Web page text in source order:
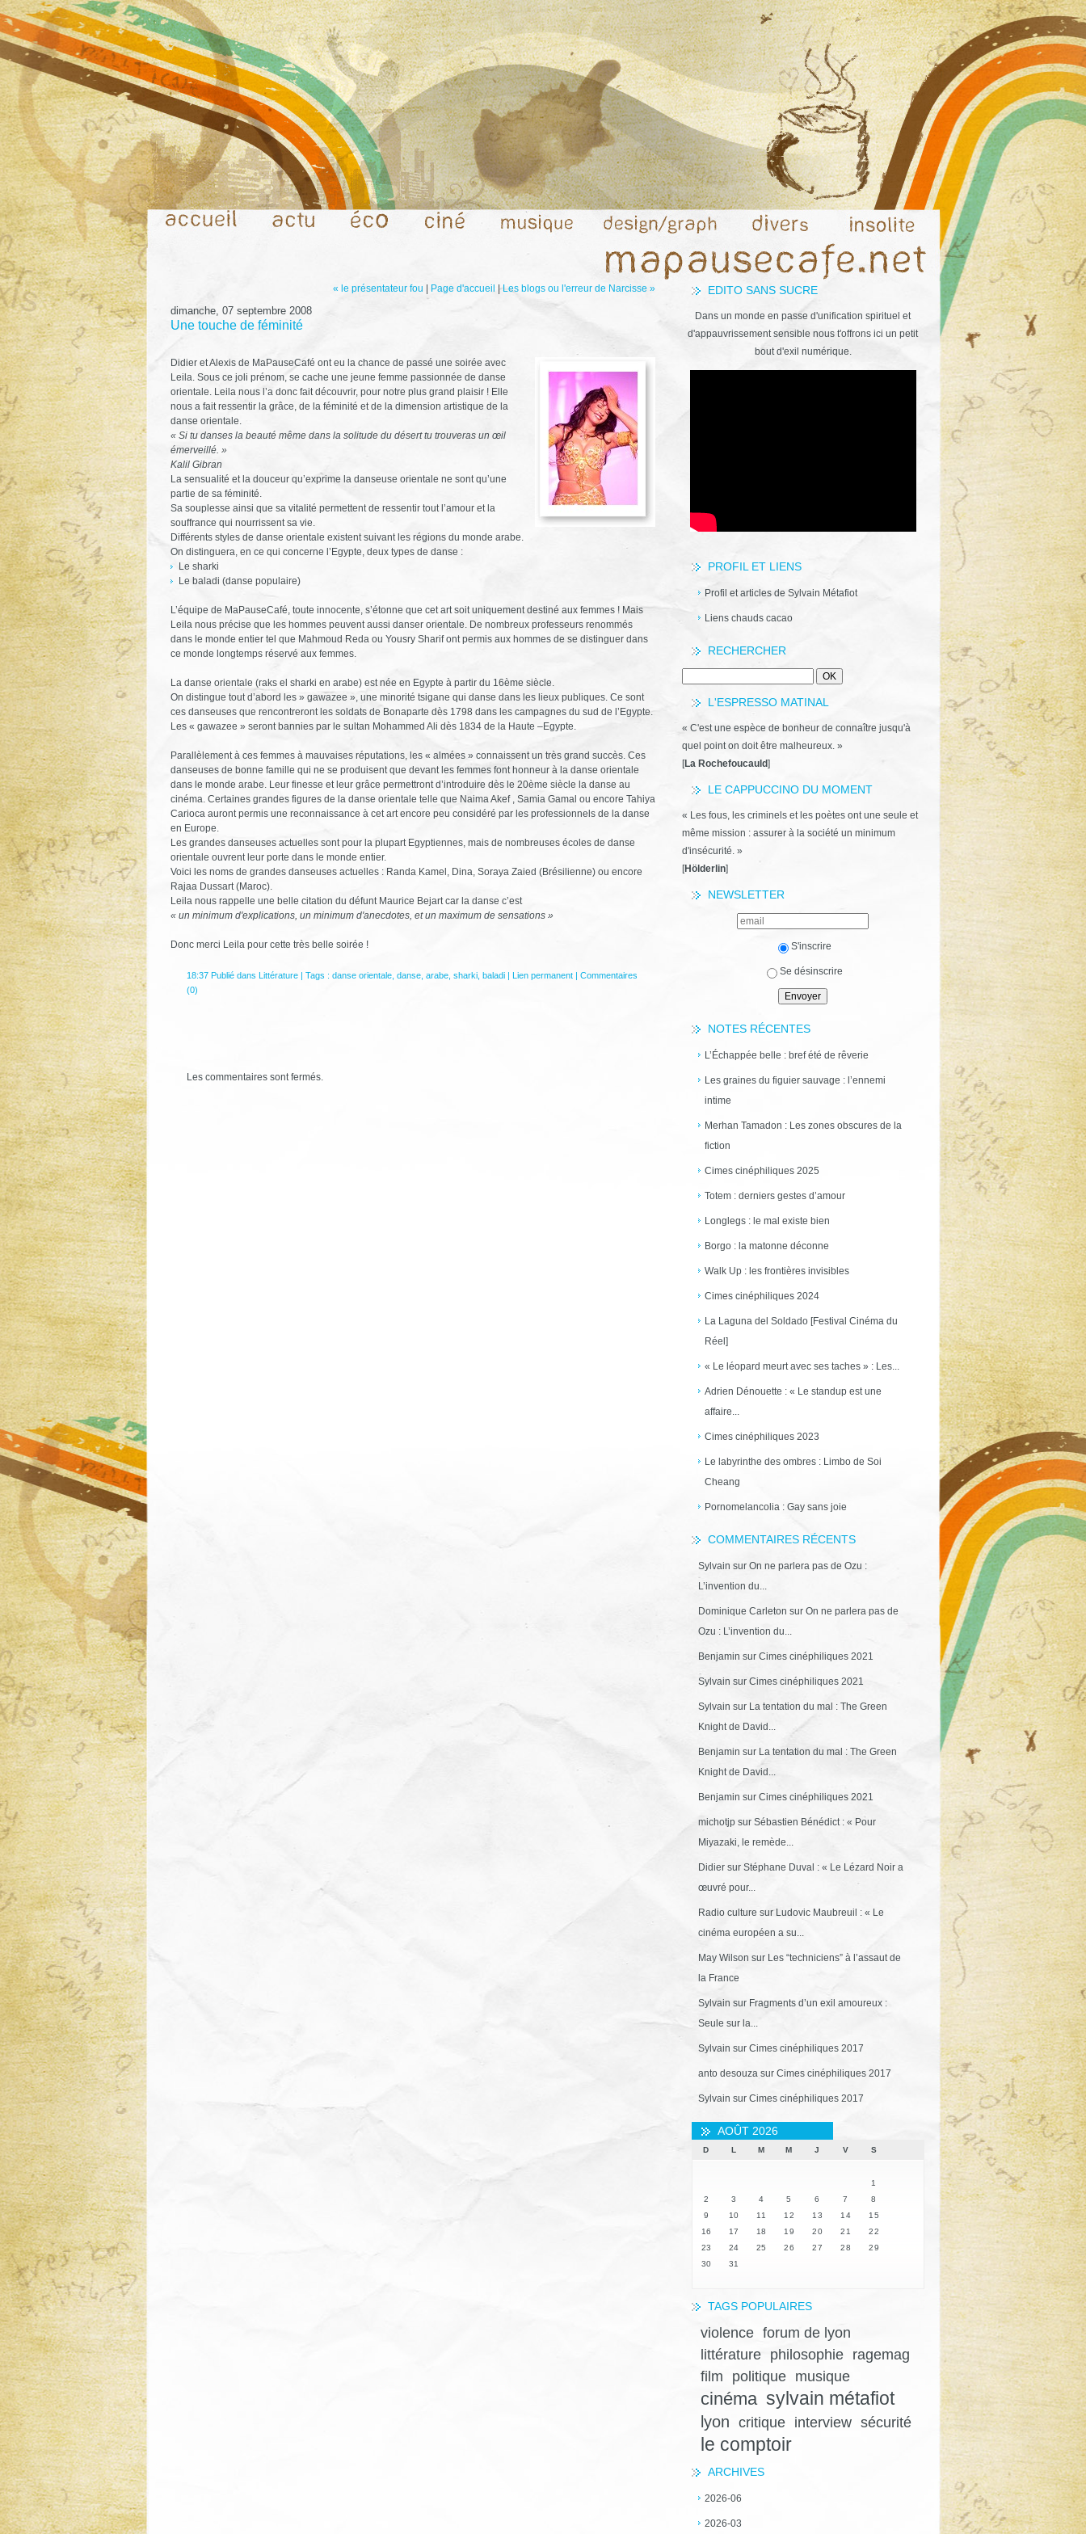
EDITO SANS SUCRE
Dans un monde en passe d'unification spirituel et
d'appauvrissement sensible nous t'offrons ici un petit
bout d'exil numérique.
PROFIL ET LIENS
Profil et articles de Sylvain Métafiot
Liens chauds cacao
RECHERCHER
L'ESPRESSO MATINAL
« C'est une espèce de bonheur de connaître jusqu'à
quel point on doit être malheureux. »
[La Rochefoucauld]
LE CAPPUCCINO DU MOMENT
« Les fous, les criminels et les poètes ont une seule et
même mission : assurer à la société un minimum
d'insécurité. »
[Hölderlin]
NEWSLETTER
S'inscrire
Se désinscrire
NOTES RÉCENTES
L’Échappée belle : bref été de rêverie
Les graines du figuier sauvage : l’ennemi
intime
Merhan Tamadon : Les zones obscures de la
fiction
Cimes cinéphiliques 2025
Totem : derniers gestes d’amour
Longlegs : le mal existe bien
Borgo : la matonne déconne
Walk Up : les frontières invisibles
Cimes cinéphiliques 2024
La Laguna del Soldado [Festival Cinéma du
Réel]
« Le léopard meurt avec ses taches » : Les...
Adrien Dénouette : « Le standup est une
affaire...
Cimes cinéphiliques 2023
Le labyrinthe des ombres : Limbo de Soi
Cheang
Pornomelancolia : Gay sans joie
COMMENTAIRES RÉCENTS
Sylvain sur On ne parlera pas de Ozu :
L’invention du...
Dominique Carleton sur On ne parlera pas de
Ozu : L’invention du...
Benjamin sur Cimes cinéphiliques 2021
Sylvain sur Cimes cinéphiliques 2021
Sylvain sur La tentation du mal : The Green
Knight de David...
Benjamin sur La tentation du mal : The Green
Knight de David...
Benjamin sur Cimes cinéphiliques 2021
michotjpsur Sébastien Bénédict : « Pour
Miyazaki, le remède...
Didiersur Stéphane Duval : « Le Lézard Noir a
œuvré pour...
Radio culture sur Ludovic Maubreuil : « Le
cinéma européen a su...
May Wilson sur Les “techniciens” à l’assaut de
la France
Sylvain sur Fragments d’un exil amoureux :
Seule sur la...
Sylvain sur Cimes cinéphiliques 2017
anto desouzasur Cimes cinéphiliques 2017
Sylvain sur Cimes cinéphiliques 2017
AOÛT 2026
D L M M J V S
1
2
3 4 5 6 7
8
9
10 11 12 13 14
15
16
17 18 19 20 21
22
23
24 25 26 27 28
29
30
31
TAGS POPULAIRES
violence forum de lyon
littérature
philosophie
ragemag
film
politique musique
cinéma sylvain métafiot
lyon critique interview sécurité
le comptoir
ARCHIVES
2026-06
2026-03
« le présentateur fou Page d'accueil |Les blogs ou l'erreur de Narcisse »
dimanche, 07 septembre 2008
Une touche de féminité
Didier et Alexis de MaPauseCafé ont eu la chance de passé une soirée avec
Leila. Sous ce joli prénom, se cache une jeune femme passionnée de danse
orientale. Leila nous l’a donc fait découvrir, pour notre plus grand plaisir ! Elle
nous a fait ressentir la grâce, de la féminité et de la dimension artistique de la
danse orientale.
« Si tu danses la beauté même dans la solitude du désert tu trouveras un œil
émerveillé. »
Kalil Gibran
La sensualité et la douceur qu’exprime la danseuse orientale ne sont qu’une
partie de sa féminité.
Sa souplesse ainsi que sa vitalité permettent de ressentir tout l’amour et la
souffrance qui nourrissent sa vie.
Différents styles de danse orientale existent suivant les régions du monde arabe.
On distinguera, en ce qui concerne l’Egypte, deux types de danse :
Le sharki
Le baladi (danse populaire)
L’équipe de MaPauseCafé, toute innocente, s’étonne que cet art soit uniquement destiné aux femmes ! Mais
Leila nous précise que les hommes peuvent aussi danser orientale. De nombreux professeurs renommés
dans le monde entier tel que Mahmoud Reda ou Yousry Sharif ont permis aux hommes de se distinguer dans
ce monde longtemps réservé aux femmes.
La danse orientale (raks el sharki en arabe) est née en Egypte à partir du 16ème siècle.
On distingue tout d’abord les » gawazee », une minorité tsigane qui danse dans les lieux publiques. Ce sont
ces danseuses que rencontreront les soldats de Bonaparte dès 1798 dans les campagnes du sud de l’Egypte.
Les « gawazee » seront bannies par le sultan Mohammed Ali dès 1834 de la Haute –Egypte.
Parallèlement à ces femmes à mauvaises réputations, les « almées » connaissent un très grand succès. Ces
danseuses de bonne famille qui ne se produisent que devant les femmes font honneur à la danse orientale
dans le monde arabe. Leur finesse et leur grâce permettront d’introduire dès le 20ème siècle la danse au
cinéma. Certaines grandes figures de la danse orientale telle que Naima Akef , Samia Gamal ou encore Tahiya
Carioca auront permis une reconnaissance à cet art encore peu considéré par les professionnels de la danse
en Europe.
Les grandes danseuses actuelles sont pour la plupart Egyptiennes, mais de nombreuses écoles de danse
orientale ouvrent leur porte dans le monde entier.
Voici les noms de grandes danseuses actuelles : Randa Kamel, Dina, Soraya Zaied (Brésilienne) ou encore
Rajaa Dussart (Maroc).
Leila nous rappelle une belle citation du défunt Maurice Bejart car la danse c’est
« un minimum d'explications, un minimum d'anecdotes, et un maximum de sensations »
Donc merci Leila pour cette très belle soirée !
18:37 Publié dans Littérature| Tags : danse orientale, danse, arabe, sharki, baladi| Lien permanent| Commentaires
(0)
Les commentaires sont fermés.